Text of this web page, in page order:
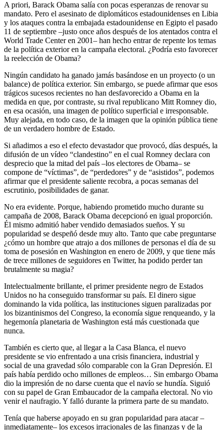
A priori, Barack Obama salía con pocas esperanzas de renovar su
mandato. Pero el asesinato de diplomáticos estadounidenses en Libia
y los ataques contra la embajada estadounidense en Egipto el pasado
11 de septiembre –justo once años después de los atentados contra el
World Trade Center en 2001– han hecho entrar de repente los temas
de la política exterior en la campaña electoral. ¿Podría esto favorecer
la reelección de Obama?
Ningún candidato ha ganado jamás basándose en un proyecto (o un
balance) de política exterior. Sin embargo, se puede afirmar que esos
trágicos sucesos recientes no han desfavorecido a Obama en la
medida en que, por contraste, su rival republicano Mitt Romney dio,
en esa ocasión, una imagen de político superficial e irresponsable.
Muy alejada, en todo caso, de la imagen que la opinión pública tiene
de un verdadero hombre de Estado.
Si añadimos a eso el efecto devastador que provocó, días después, la
difusión de un vídeo “clandestino” en el cual Romney declara con
desprecio que la mitad del país –los electores de Obama– se
compone de “víctimas”, de “perdedores” y de “asistidos”, podemos
afirmar que el presidente saliente recobra, a pocas semanas del
escrutinio, posibilidades de ganar.
No era evidente. Porque, habiendo prometido mucho durante su
campaña de 2008, Barack Obama decepcionó en igual proporción.
Él mismo admitió haber vendido demasiados ­sueños. Y su
popularidad se despeñó ­desde muy alto. Tanto que cabe preguntarse
¿cómo un hombre que atrajo a dos millones de personas el día de su
toma de posesión en Washington en enero de 2009, y que tiene más
de trece millones de seguidores en Twitter, ha podido perder tan
brutalmente su magia?
Intelectualmente brillante, el primer presidente negro de Estados
Unidos no ha conseguido transformar su país. El dinero sigue
dominando la vida política, las instituciones siguen paralizadas por
los bizantinismos del Congreso, la economía sigue renqueando, y la
hegemonía planetaria de Washington está más cuestionada que
nunca.
También es cierto que, al llegar a la Casa Blanca, el nuevo
presidente se vio enfrentado a una crisis financiera, industrial y
social de una gravedad ­sólo comparable con la Gran Depresión. El
país había perdido ocho millones de empleos… Sin embargo Obama
dio la impresión de no darse cuenta que el navío se hundía. Siguió
con su ­papel de Gran Embaucador de la campaña electoral. No vio
venir el naufragio. Y falló durante la primera parte de su mandato.
Tenía que haberse apoyado en su gran popularidad para atacar –
inmediatamente– los excesos irracionales de las finanzas y de la